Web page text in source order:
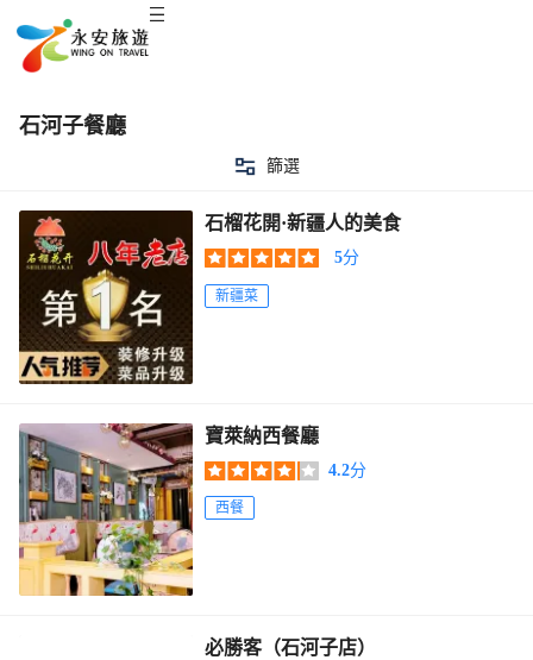
石河子餐廳
篩選
石榴花開·新疆人的美食
5分
新疆菜
寶萊納西餐廳
4.2分
西餐
必勝客（石河子店）